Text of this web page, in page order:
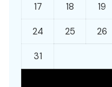
17 18 19
24 25 26
31